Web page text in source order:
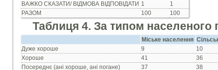
ВАЖКО СКАЗАТИ/ ВІДМОВА ВІДПОВІДАТИ 1
1
РАЗОМ
100 100
Таблиця 4. За типом населеного
Міське населення
Дуже хороше
9
10
Хороше
41
36
Посереднє (ані хороше, ані погане)
37
38